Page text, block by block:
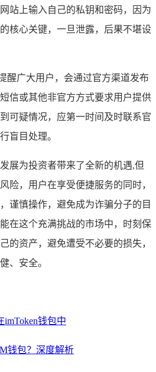
站上输入自己的私钥和密码，因为
核心关键，一旦泄露，后果不堪设
醒广大用户，会通过官方渠道发布
信或其他非官方方式要求用户提供
可疑情况，应第一时间及时联系官
盲目处理。
展为投资者带来了全新的机遇,但
险，用户在享受便捷服务的同时，
谨慎操作，避免成为诈骗分子的目
在这个充满挑战的市场中，时刻保
的资产，避免遭受不必要的损失，
、安全。
钱包中
钱包？深度解析